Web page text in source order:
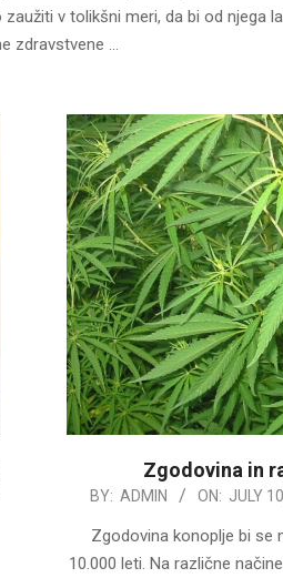
v tolikšni meri, da bi od njega
zdravstvene …
Zgodovina in
2022-
BY: ADMIN ON: JULY
Zgodovina konoplje bi se
10.000 leti. Na različne